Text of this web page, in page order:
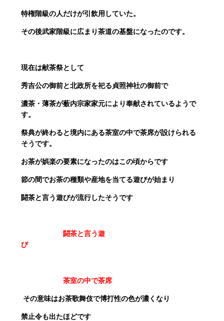
特権階級の人だけが引飲用していた。
その後武家階級に広まり茶道の基盤になったのです。
現在は献茶祭として
秀吉公の御前と北政所を祀る貞照神社の御前で
濃茶・薄茶が薮内宗家家元により奉献されているようで
す。
祭典が終わると境内にある茶室の中で茶席が設けられる
そうです。
お茶が娯楽の要素になったのはこの頃からです
節の間でお茶の種類や産地を当てる遊びが始まり
闘茶と言う遊びが流行したそうです
闘茶と言う遊
び
茶室の中で茶席
その意味はお茶歌舞伎で博打性の色が濃くなり
禁止令も出たほどです